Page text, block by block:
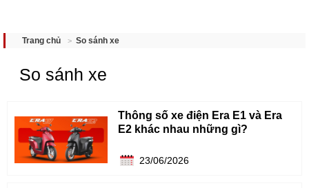
Trang chủ So sánh xe
So sánh xe
Thông số xe điện Era E1 và Era
E2 khác nhau những gì?
23/06/2026